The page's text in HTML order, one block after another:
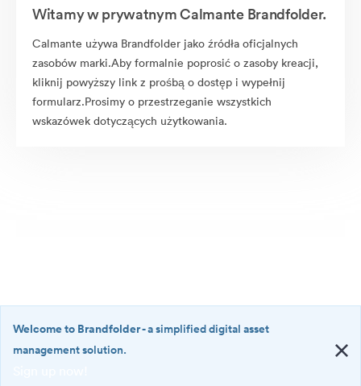
Witamy w prywatnym Calmante Brandfolder.
Calmante używa Brandfolder jako źródła oficjalnych
zasobów marki.Aby formalnie poprosić o zasoby kreacji,
kliknij powyższy link z prośbą o dostęp i wypełnij
formularz.Prosimy o przestrzeganie wszystkich
wskazówek dotyczących użytkowania.
Welcome to Brandfolder- a simplified digital asset
management solution.